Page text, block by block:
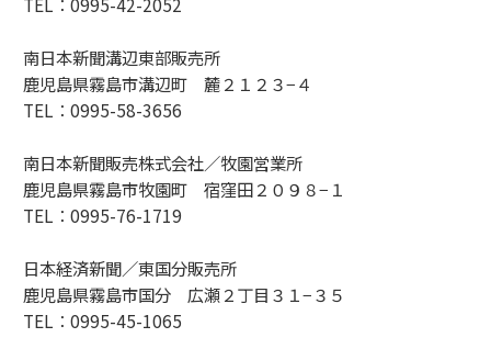
南日本新聞溝辺東部販売所
鹿児島県霧島市溝辺町 麓２１２３−４
TEL：0995-58-3656
南日本新聞販売株式会社／牧園営業所
鹿児島県霧島市牧園町 宿窪田２０９８−１
TEL：0995-76-1719
日本経済新聞／東国分販売所
鹿児島県霧島市国分 広瀬２丁目３１−３５
TEL：0995-45-1065